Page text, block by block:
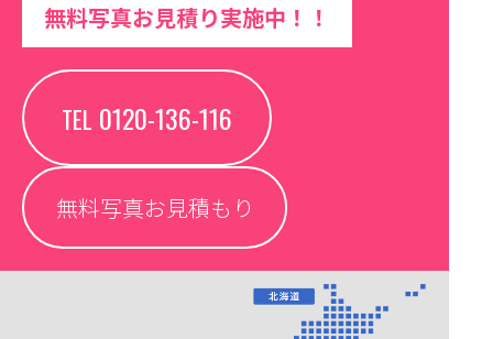
無料写真お見積り実施中！！
TEL 0120-136-116
無料写真お見積もり